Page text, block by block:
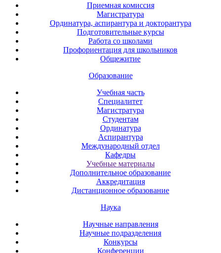
Приемная комиссия
Магистратура
Ординатура, аспирантура и докторантура
Подготовительные курсы
Работа со школами
Профориентация для школьников
Общежитие
Образование
Учебная часть
Специалитет
Магистратура
Студентам
Ординатура
Аспирантура
Международный отдел
Кафедры
Учебные материалы
Дополнительное образование
Аккредитация
Дистанционное образование
Наука
Научные направления
Научные подразделения
Конкурсы
Конференции